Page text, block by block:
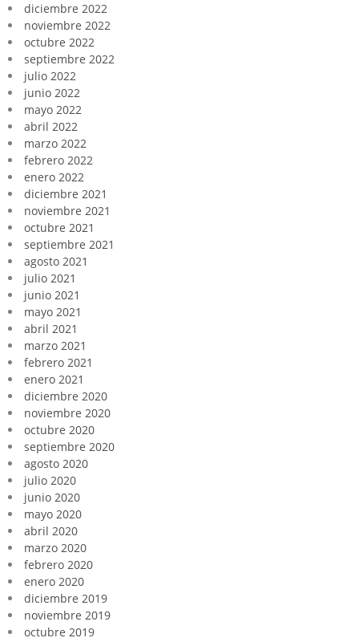
diciembre 2022
noviembre 2022
octubre 2022
septiembre 2022
julio 2022
junio 2022
mayo 2022
abril 2022
marzo 2022
febrero 2022
enero 2022
diciembre 2021
noviembre 2021
octubre 2021
septiembre 2021
agosto 2021
julio 2021
junio 2021
mayo 2021
abril 2021
marzo 2021
febrero 2021
enero 2021
diciembre 2020
noviembre 2020
octubre 2020
septiembre 2020
agosto 2020
julio 2020
junio 2020
mayo 2020
abril 2020
marzo 2020
febrero 2020
enero 2020
diciembre 2019
noviembre 2019
octubre 2019